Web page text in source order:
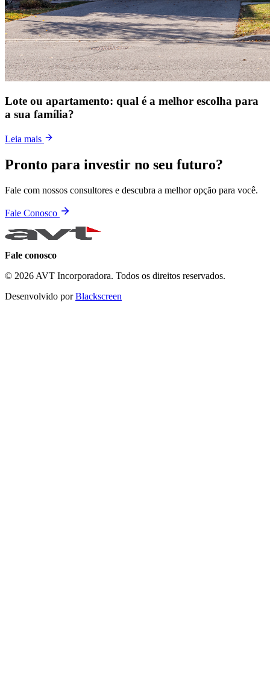
Lote ou apartamento: qual é a melhor escolha para
a sua família?
Leia mais
Pronto para investir no seu futuro?
Fale com nossos consultores e descubra a melhor opção para você.
Fale Conosco
Fale conosco
© 2026 AVT Incorporadora. Todos os direitos reservados.
Desenvolvido porBlackscreen